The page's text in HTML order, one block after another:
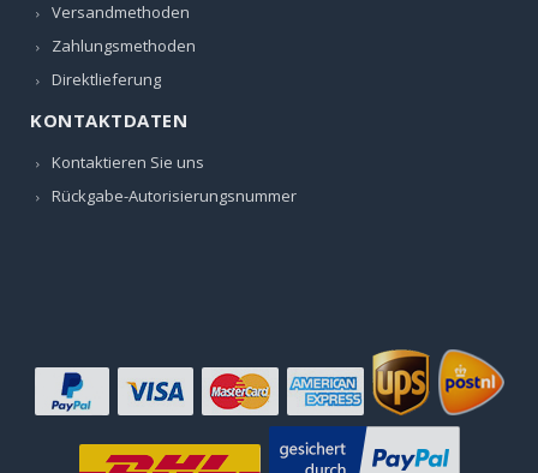
Versandmethoden
Zahlungsmethoden
Direktlieferung
KONTAKTDATEN
Kontaktieren Sie uns
Rückgabe-Autorisierungsnummer